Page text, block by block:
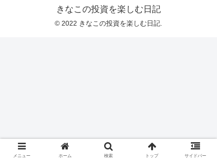
きなこの投資を楽しむ日記
© 2022 きなこの投資を楽しむ日記.
メニュー ホーム 検索 トップ サイドバー